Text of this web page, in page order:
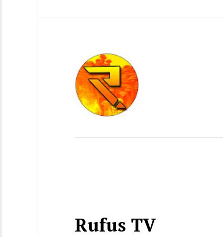
Rufus TV